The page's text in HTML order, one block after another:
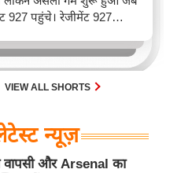
927 पहुंचे। रेजीमेंट 927
ने सीधे वियतनामी फाइटर
बातचीत की। वियतनाम भी सुई
भी उड़ाता है और भारत के पास
VIEW ALL SHORTS
न्यूज़
और Arsenal का